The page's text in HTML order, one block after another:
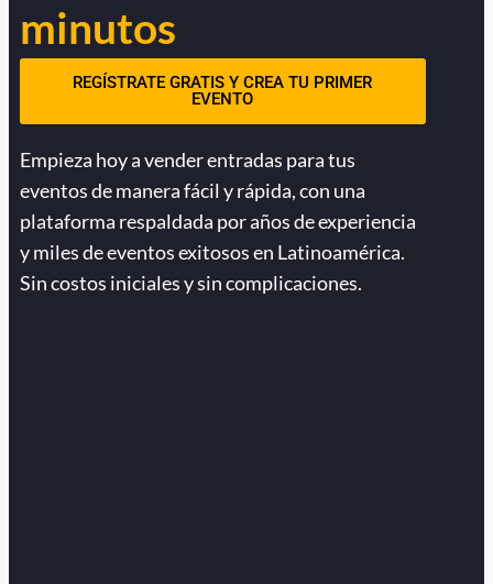
minutos
REGÍSTRATE GRATIS Y CREA TU PRIMER
EVENTO
Empieza hoy a vender entradas para tus
eventos de manera fácil y rápida, con una
plataforma respaldada por años de experiencia
y miles de eventos exitosos en Latinoamérica.
Sin costos iniciales y sin complicaciones.